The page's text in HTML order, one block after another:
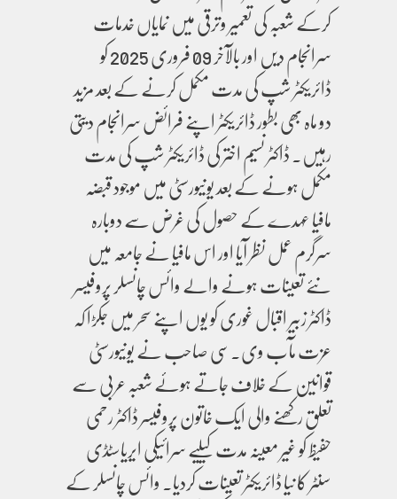
کرکے شعبہ کی تعمیر وترقی میں نمایاں خدمات
سرانجام دیں اور بالآخر 09 فروری 2025 کو
ڈائریکٹر شپ کی مدت مکمل کرنے کے بعد مزید
دو ماہ بھی بطور ڈائریکٹر اپنے فرائض سرانجام دیتی
رہیں۔ ڈاکٹر نسیم اختر کی ڈائریکٹر شپ کی مدت
مکمل ہونے کے بعد یونیورسٹی میں موجود قبضہ
مافیا عہدے کے حصول کی غرض سے دوبارہ
سرگرم عمل نظر آیا اور اس مافیا نے جامعہ میں
نئے تعینات ہونے والے وائس چانسلر پروفیسر
ڈاکٹر زبیر اقبال غوری کو یوں اپنے سحر میں جکڑا کہ
عزت مآب وی۔سی صاحب نے یونیورسٹی
قوانین کے خلاف جاتے ہوئے شعبہ عربی سے
تعلق رکھنے والی ایک خاتون پروفیسر ڈاکٹر رحمی
حفیظ کو غیر معینہ مدت کیلیے سرائیکی ایریاسٹڈی
سنٹر کا نیا ڈائریکٹر تعینات کردیا۔ وائس چانسلر کے